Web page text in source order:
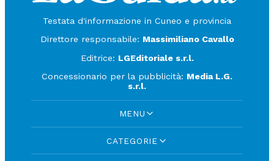
Testata d'informazione in Cuneo e provincia
Direttore responsabile: Massimiliano Cavallo
Editrice: LGEditoriale s.r.l.
Concessionario per la pubblicità: Media L.G.
s.r.l.
MENU
CATEGORIE